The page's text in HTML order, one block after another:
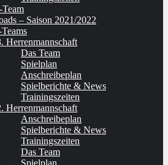
– Saison 2021/2022
Herrenmannschaft
Das Team
Spielplan
Anschreibeplan
Spielberichte & News
Trainingszeiten
Herrenmannschaft
Anschreibeplan
Spielberichte & News
Trainingszeiten
Das Team
Spielplan